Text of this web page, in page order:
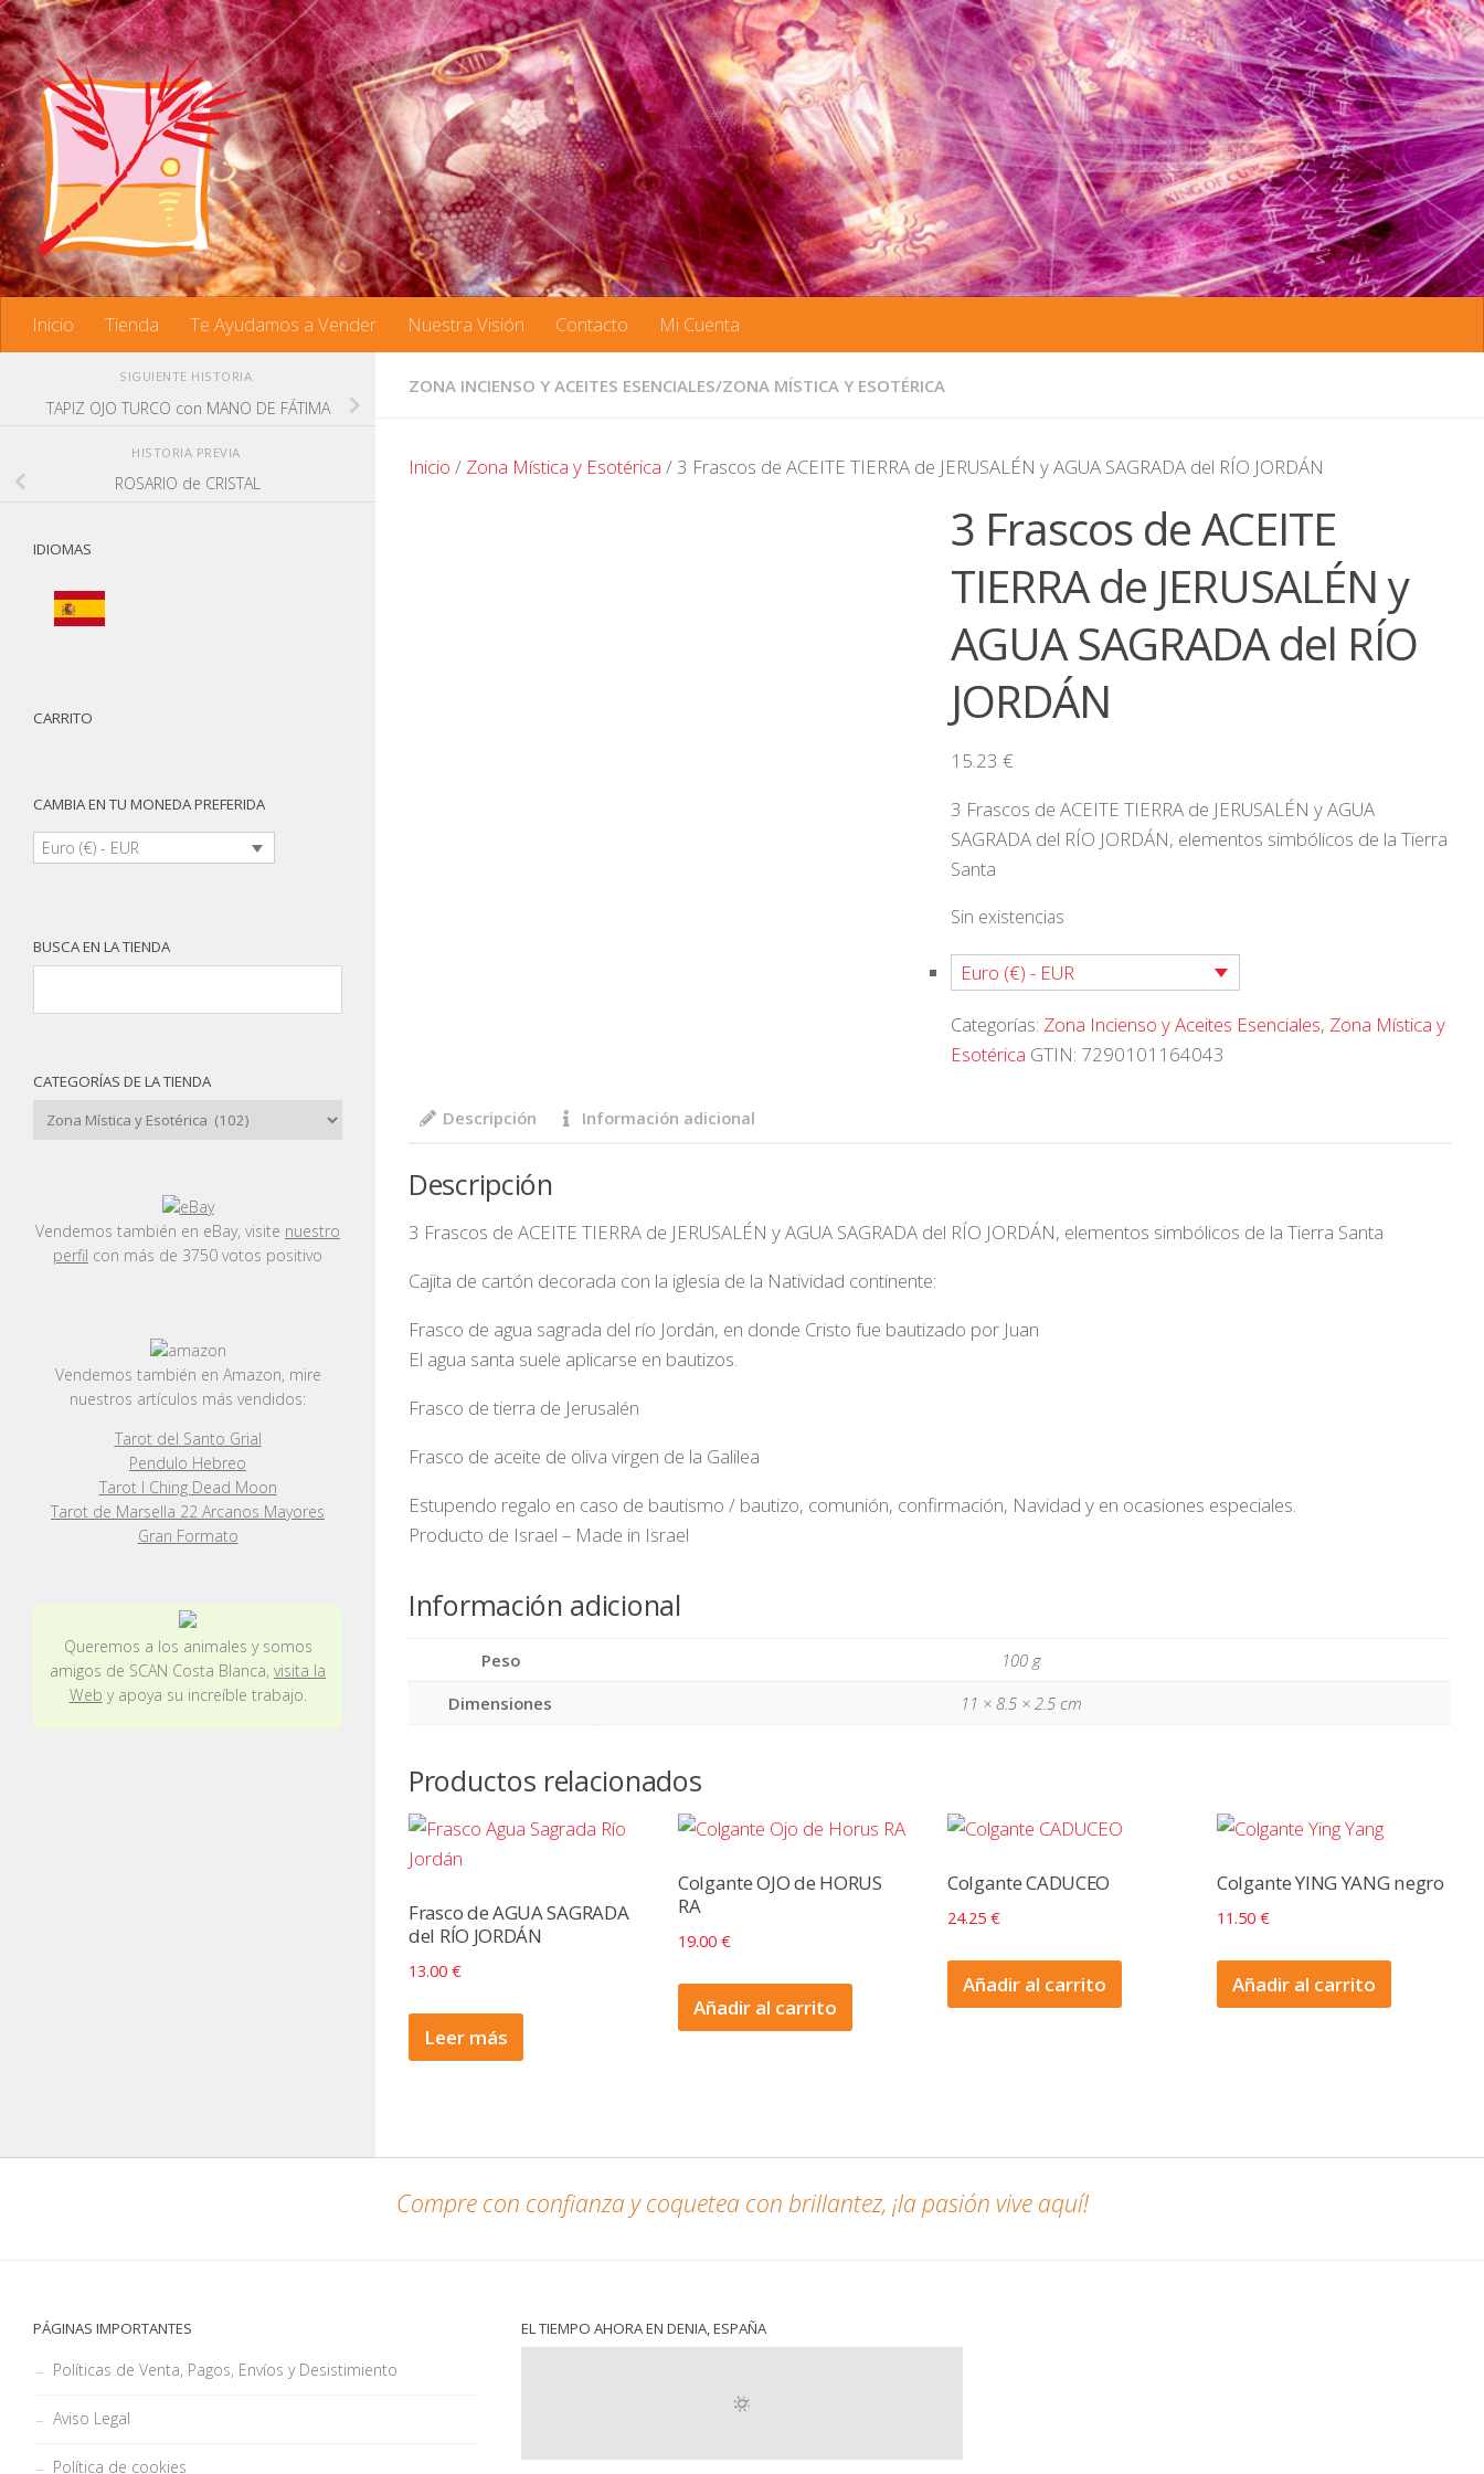
Saltar al contenido
Inicio Tienda Te Ayudamos a Vender Nuestra Visión Contacto Mi Cuenta
ZONA INCIENSO Y ACEITES ESENCIALES/ZONA MÍSTICA Y ESOTÉRICA
Inicio / Zona Mística y Esotérica / 3 Frascos de ACEITE TIERRA de JERUSALÉN y AGUA SAGRADA del RÍO JORDÁN
3 Frascos de ACEITE
TIERRA de JERUSALÉN y
AGUA SAGRADA del RÍO
JORDÁN
15.23 €
3 Frascos de ACEITE TIERRA de JERUSALÉN y AGUA
SAGRADA del RÍO JORDÁN, elementos simbólicos de la Tierra
Santa
Sin existencias
Euro (€) - EUR
Categorías: Zona Incienso y Aceites Esenciales, Zona Mística y
Esotérica GTIN: 7290101164043
Descripción Información adicional
Descripción
3 Frascos de ACEITE TIERRA de JERUSALÉN y AGUA SAGRADA del RÍO JORDÁN, elementos simbólicos de la Tierra Santa
Cajita de cartón decorada con la iglesia de la Natividad continente:
Frasco de agua sagrada del río Jordán, en donde Cristo fue bautizado por Juan
El agua santa suele aplicarse en bautizos.
Frasco de tierra de Jerusalén
Frasco de aceite de oliva virgen de la Galilea
Estupendo regalo en caso de bautismo / bautizo, comunión, confirmación, Navidad y en ocasiones especiales.
Producto de Israel – Made in Israel
Información adicional
Peso
100 g
Dimensiones
11 × 8.5 × 2.5 cm
Productos relacionados
Frasco de AGUA SAGRADA
del RÍO JORDÁN
13.00 €
Leer más
Colgante OJO de HORUS
RA
19.00 €
Añadir al carrito
Colgante CADUCEO
24.25 €
Añadir al carrito
Colgante YING YANG negro
11.50 €
Añadir al carrito
SIGUIENTE HISTORIA
TAPIZ OJO TURCO con MANO DE FÁTIMA
HISTORIA PREVIA
ROSARIO de CRISTAL
IDIOMAS
CARRITO
CAMBIA EN TU MONEDA PREFERIDA
Euro (€) - EUR
BUSCA EN LA TIENDA
CATEGORÍAS DE LA TIENDA
Vendemos también en eBay, visite nuestro
perfil con más de 3750 votos positivo
Vendemos también en Amazon, mire
nuestros artículos más vendidos:
Tarot del Santo Grial
Pendulo Hebreo
Tarot I Ching Dead Moon
Tarot de Marsella 22 Arcanos Mayores
Gran Formato
Queremos a los animales y somos
amigos de SCAN Costa Blanca, visita la
Web y apoya su increíble trabajo.
Compre con confianza y coquetea con brillantez, ¡la pasión vive aquí!
PÁGINAS IMPORTANTES
Políticas de Venta, Pagos, Envíos y Desistimiento
Aviso Legal
Política de cookies
EL TIEMPO AHORA EN DENIA, ESPAÑA